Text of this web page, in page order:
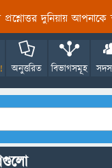
প্রশ্নোত্তর দুনিয়ায়
অনুত্তরিত বিভাগসমূহ